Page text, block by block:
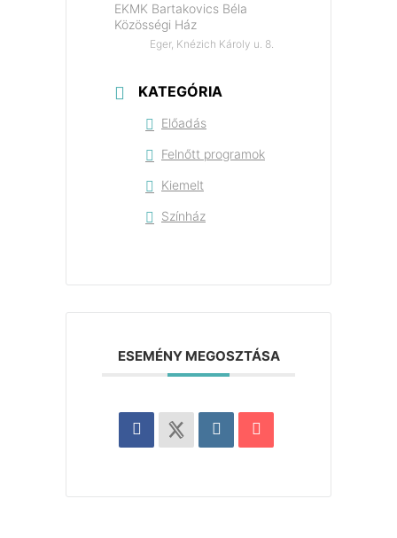
EKMK Bartakovics Béla
Közösségi Ház
Eger, Knézich Károly u. 8.
KATEGÓRIA
Előadás
Felnőtt programok
Kiemelt
Színház
ESEMÉNY MEGOSZTÁSA